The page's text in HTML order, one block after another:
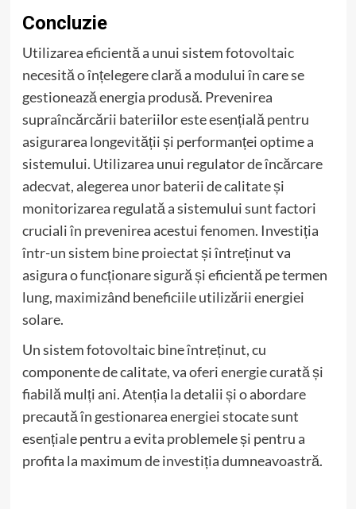
Concluzie
Utilizarea eficientă a unui sistem fotovoltaic
necesită o înțelegere clară a modului în care se
gestionează energia produsă. Prevenirea
supraîncărcării bateriilor este esențială pentru
asigurarea longevității și performanței optime a
sistemului. Utilizarea unui regulator de încărcare
adecvat, alegerea unor baterii de calitate și
monitorizarea regulată a sistemului sunt factori
cruciali în prevenirea acestui fenomen. Investiția
într-un sistem bine proiectat și întreținut va
asigura o funcționare sigură și eficientă pe termen
lung, maximizând beneficiile utilizării energiei
solare.
Un sistem fotovoltaic bine întreținut, cu
componente de calitate, va oferi energie curată și
fiabilă mulți ani. Atenția la detalii și o abordare
precaută în gestionarea energiei stocate sunt
esențiale pentru a evita problemele și pentru a
profita la maximum de investiția dumneavoastră.